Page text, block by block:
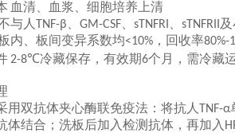
血清、血浆、细胞培养上清
与人 TNF-β GM-CSF sTNFRI sTNFRII
内、板间变异系数均<10% ，回收率80%-
2-8℃冷藏保存，有效期6个月，需冷藏
用双抗体夹心酶联免疫法：将抗人
TNF-α
体结合；洗板后加入检测抗体，再加入